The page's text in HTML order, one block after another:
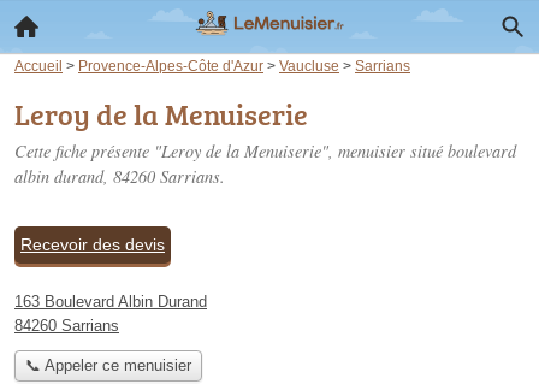
Accueil > Provence-Alpes-Côte d'Azur > Vaucluse > Sarrians
Leroy de la Menuiserie
Cette fiche présente "Leroy de la Menuiserie", menuisier situé boulevard
albin durand, 84260 Sarrians.
Recevoir des devis
163 Boulevard Albin Durand
84260 Sarrians
📞 Appeler ce menuisier